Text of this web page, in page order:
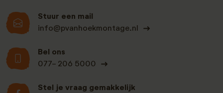
Stuur een mail
info@pvanhoekmontage.nl
Bel ons
077- 206 5000
Stel je vraag gemakkelijk